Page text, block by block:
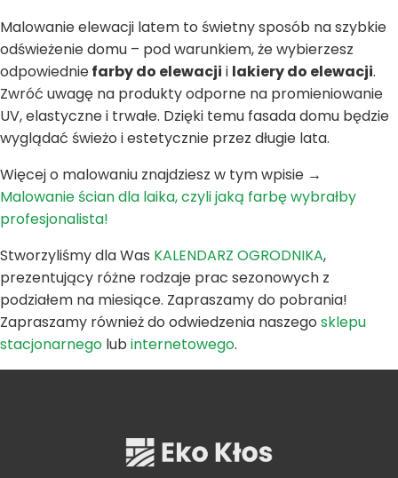
Malowanie elewacji latem to świetny sposób na szybkie
odświeżenie domu – pod warunkiem, że wybierzesz
odpowiedniefarby do elewacji i lakiery do elewacji.
Zwróć uwagę na produkty odporne na promieniowanie
UV, elastyczne i trwałe. Dzięki temu fasada domu będzie
wyglądać świeżo i estetycznie przez długie lata.
Więcej o malowaniu znajdziesz w tym wpisie →
Malowanie ścian dla laika, czyli jaką farbę wybrałby
profesjonalista!
Stworzyliśmy dla Was KALENDARZ OGRODNIKA,
prezentujący różne rodzaje prac sezonowych z
podziałem na miesiące. Zapraszamy do pobrania!
Zapraszamy również do odwiedzenia naszego sklepu
stacjonarnego lub internetowego.